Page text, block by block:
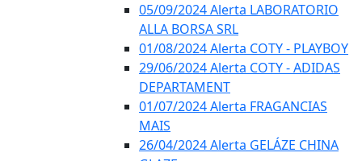
05/09/2024 Alerta LABORATORIO
ALLA BORSA SRL
01/08/2024 Alerta COTY - PLAYBOY
29/06/2024 Alerta COTY - ADIDAS
DEPARTAMENT
01/07/2024 Alerta FRAGANCIAS
MAIS
26/04/2024 Alerta GELÁZE CHINA